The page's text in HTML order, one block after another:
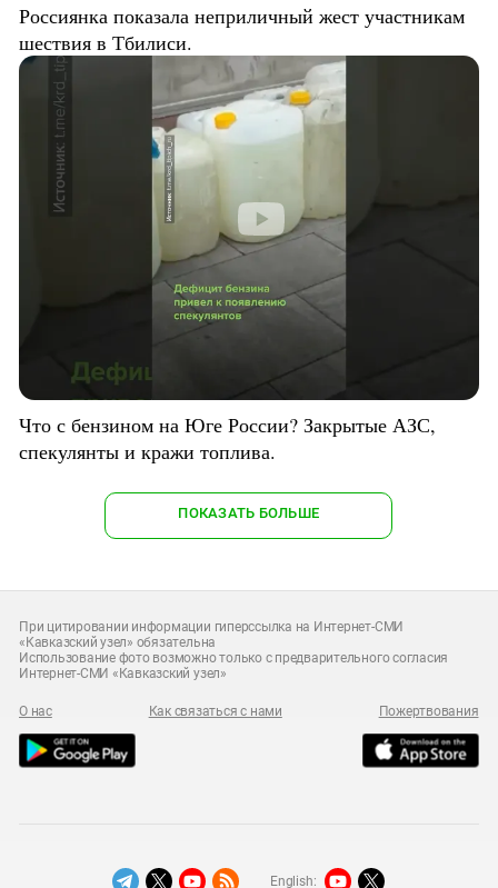
Россиянка показала неприличный жест участникам
шествия в Тбилиси.
Что с бензином на Юге России? Закрытые АЗС,
спекулянты и кражи топлива.
ПОКАЗАТЬ БОЛЬШЕ
При цитировании информации гиперссылка на Интернет-СМИ
«Кавказский узел» обязательна
Использование фото возможно только с предварительного согласия
Интернет-СМИ «Кавказский узел»
О нас Как связаться с нами Пожертвования
English: